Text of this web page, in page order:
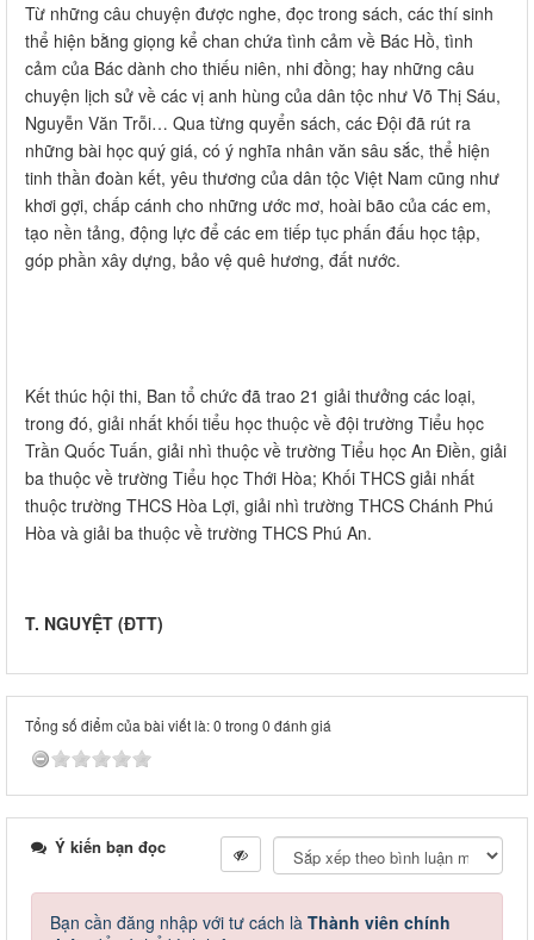
Từ những câu chuyện được nghe, đọc trong sách, các thí sinh
thể hiện bằng giọng kể chan chứa tình cảm về Bác Hồ, tình
cảm của Bác dành cho thiếu niên, nhi đồng; hay những câu
chuyện lịch sử về các vị anh hùng của dân tộc như Võ Thị Sáu,
Nguyễn Văn Trỗi… Qua từng quyển sách, các Đội đã rút ra
những bài học quý giá, có ý nghĩa nhân văn sâu sắc, thể hiện
tinh thần đoàn kết, yêu thương của dân tộc Việt Nam cũng như
khơi gợi, chấp cánh cho những ước mơ, hoài bão của các em,
tạo nền tảng, động lực để các em tiếp tục phấn đấu học tập,
góp phần xây dựng, bảo vệ quê hương, đất nước.
Kết thúc hội thi, Ban tổ chức đã trao 21 giải thưởng các loại,
trong đó, giải nhất khối tiểu học thuộc về đội trường Tiểu học
Trần Quốc Tuấn, giải nhì thuộc về trường Tiểu học An Điền, giải
ba thuộc về trường Tiểu học Thới Hòa; Khối THCS giải nhất
thuộc trường THCS Hòa Lợi, giải nhì trường THCS Chánh Phú
Hòa và giải ba thuộc về trường THCS Phú An.
T. NGUYỆT (ĐTT)
Tổng số điểm của bài viết là: 0 trong 0 đánh giá
Ý kiến bạn đọc
Bạn cần đăng nhập với tư cách là Thành viên chính